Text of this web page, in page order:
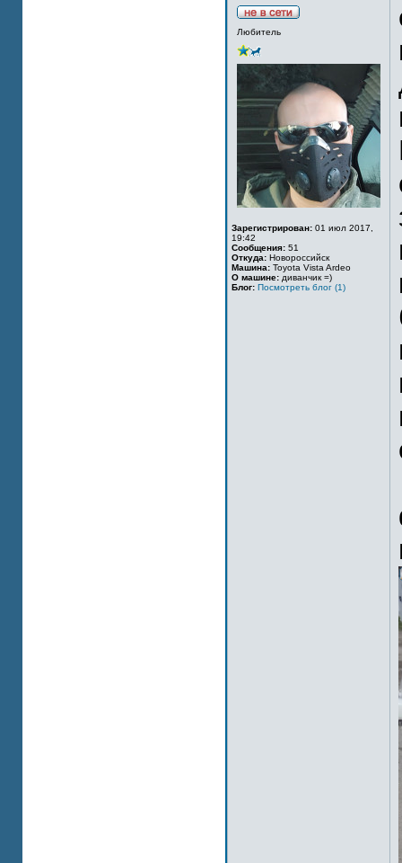
Любитель
Зарегистрирован: 01 июл 2017,
19:42
Сообщения: 51
Откуда: Новороссийск
Машина: Toyota Vista Ardeo
О машине: диванчик =)
Блог: Посмотреть блог (1)